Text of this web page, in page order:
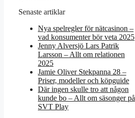
Senaste artiklar
Nya spelregler för nätcasinon –
vad konsumenter bör veta 2025
Jenny Alversjö Lars Patrik
Larsson – Allt om relationen
2025
Jamie Oliver Stekpanna 28 –
Priser, modeller och köpguide
Där ingen skulle tro att någon
kunde bo – Allt om säsonger på
SVT Play